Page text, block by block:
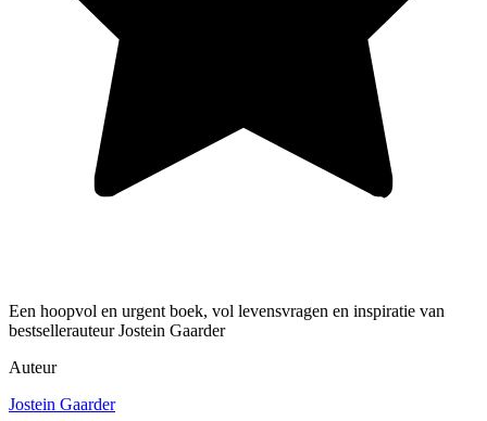
Een hoopvol en urgent boek, vol levensvragen en inspiratie van
bestsellerauteur Jostein Gaarder
Auteur
Jostein Gaarder